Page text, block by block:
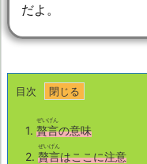
だよ。
目次
1. 贅言
ぜいげん
の意味
2. 贅言
ぜいげん
はここに注意